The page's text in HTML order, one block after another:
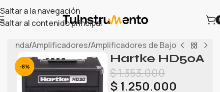
Saltar a la navegación
Saltar al contenido principal
Tienda/Amplificadores/Amplificadores de Bajo
-8%
Hartke HD50A
$1.353.000
$ 1.250.000